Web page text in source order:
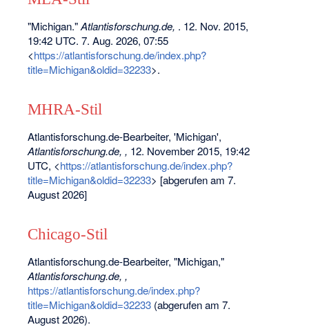
"Michigan."Atlantisforschung.de, . 12. Nov. 2015,
19:42 UTC. 7. Aug. 2026, 07:55
<https://atlantisforschung.de/index.php?
title=Michigan&oldid=32233>.
MHRA-Stil
Atlantisforschung.de-Bearbeiter, 'Michigan',
Atlantisforschung.de, , 12. November 2015, 19:42
UTC, <https://atlantisforschung.de/index.php?
title=Michigan&oldid=32233> [abgerufen am 7.
August 2026]
Chicago-Stil
Atlantisforschung.de-Bearbeiter, "Michigan,"
Atlantisforschung.de, ,
https://atlantisforschung.de/index.php?
title=Michigan&oldid=32233 (abgerufen am 7.
August 2026).